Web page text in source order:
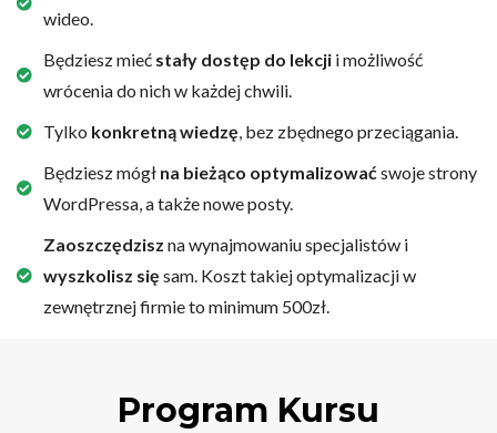
wideo.
Będziesz mieć stały dostęp do lekcjii możliwość
wrócenia do nich w każdej chwili.
Tylko konkretną wiedzę, bez zbędnego przeciągania.
Będziesz mógł na bieżąco optymalizowaćswoje strony
WordPressa, a także nowe posty.
Zaoszczędzisz na wynajmowaniu specjalistów i
wyszkolisz się sam. Koszt takiej optymalizacji w
zewnętrznej firmie to minimum 500zł.
Program Kursu